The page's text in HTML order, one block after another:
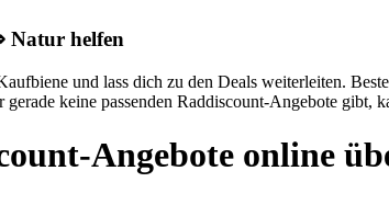
Natur helfen
und lass dich zu den Deals weiterleiten.
gerade keine passenden Raddiscount-Angebote gibt,
Angebote online